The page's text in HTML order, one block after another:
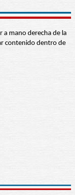
a mano derecha de la
contenido dentro de